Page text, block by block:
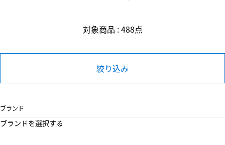
対象商品 : 488点
絞り込み
ブランド
ブランドを選択する